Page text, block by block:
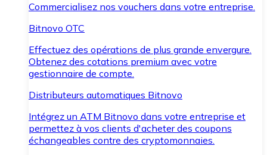
Commercialisez nos vouchers dans votre entreprise.
Bitnovo OTC
Effectuez des opérations de plus grande envergure.
Obtenez des cotations premium avec votre
gestionnaire de compte.
Distributeurs automatiques Bitnovo
Intégrez un ATM Bitnovo dans votre entreprise et
permettez à vos clients d'acheter des coupons
échangeables contre des cryptomonnaies.